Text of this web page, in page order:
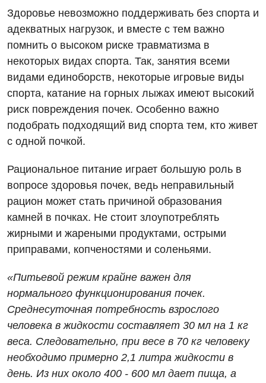
Видео
Нейросонография
УЗИ
Эндоскопическое отделение
Для взрослых
Аллергология, иммунология
Андрология
Бесплатные услуги
Вакцинация
Гастроэнтерология
Гинекологическое отделение
Дерматовенерология
Диетология
Дневной стационар
Отдел госпитализации
Отделение интенсивной терапии
Отделение неотложных состояний
Офтальмологическое отделение
Педиатрическое отделение
Терапевтическое отделение
Травматологическое отделение
Урологическое отделение
Хирургическое отделение
Эндоскопическое отделение
Декларирование
Национальный скрининг здоровья 40+
Украинский
Здоровье невозможно поддерживать без спорта и
адекватных нагрузок, и вместе с тем важно
помнить о высоком риске травматизма в
некоторых видах спорта. Так, занятия всеми
видами единоборств, некоторые игровые виды
спорта, катание на горных лыжах имеют высокий
риск повреждения почек. Особенно важно
подобрать подходящий вид спорта тем, кто живет
с одной почкой.
Рациональное питание играет большую роль в
вопросе здоровья почек, ведь неправильный
рацион может стать причиной образования
камней в почках. Не стоит злоупотреблять
жирными и жареными продуктами, острыми
приправами, копченостями и соленьями.
«Питьевой режим крайне важен для
нормального функционирования почек.
Среднесуточная потребность взрослого
человека в жидкости составляет 30 мл на 1 кг
веса. Следовательно, при весе в 70 кг человеку
необходимо примерно 2,1 литра жидкости в
день. Из них около 400 - 600 мл дает пища, а